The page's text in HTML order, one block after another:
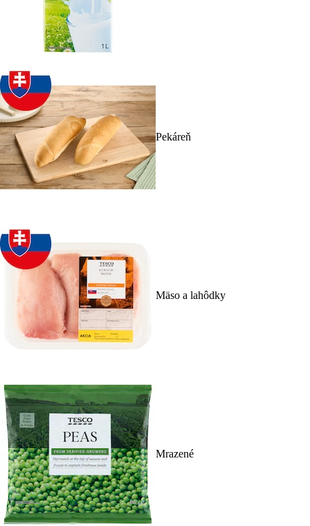
Pekáreň
Mäso a lahôdky
Mrazené